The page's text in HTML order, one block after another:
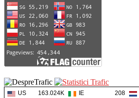
US 163.024K IE 208